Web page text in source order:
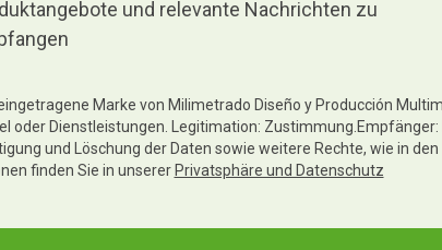
und relevante Nachrichten zu
Marke von Milimetrado Diseño y Producción
oder Dienstleistungen. Legitimation:
und Löschung der Daten sowie weitere Rechte, wie in
finden Sie in unserer Privatsphäre und Datenschutz